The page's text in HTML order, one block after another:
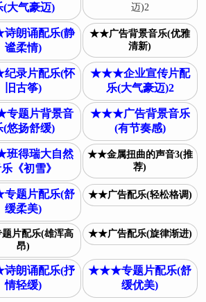
(大气豪迈)
迈)2
朗诵配乐(静
谧柔情)
★★广告背景音乐(优雅
清新)
录片配乐(怀
旧古筝)
★★★企业宣传片配
乐(大气豪迈)2
题片背景音
(悠扬舒缓)
★★★广告背景音乐
(有节奏感)
得瑞大自然
《初雪》
★★金属扭曲的声音3(推
荐)
题片配乐(舒
缓柔美)
★★广告配乐(轻松格调)
片配乐(雄浑高
昂)
★★广告配乐(旋律渐进)
朗诵配乐(抒
情轻缓)
★★★专题片配乐(舒
缓优美)